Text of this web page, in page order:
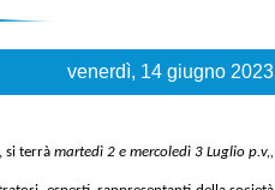
venerdì, 14 giugno 2023
si terrà martedì 2 e mercoledì 3 Luglio p.v,,